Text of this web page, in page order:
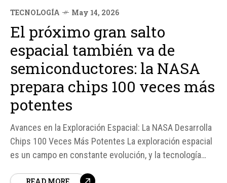
TECNOLOGÍA May 14, 2026
El próximo gran salto
espacial también va de
semiconductores: la NASA
prepara chips 100 veces más
potentes
Avances en la Exploración Espacial: La NASA Desarrolla
Chips 100 Veces Más Potentes La exploración espacial
es un campo en constante evolución, y la tecnología
READ MORE